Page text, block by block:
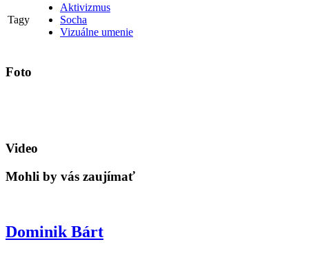
Tagy
Aktivizmus
Socha
Vizuálne umenie
Foto
Video
Mohli by vás zaujímať
Dominik Bárt